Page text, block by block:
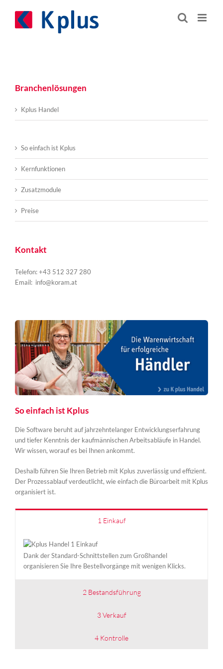
springen
Branchenlösungen
Kplus Handel
So einfach ist Kplus
Kernfunktionen
Zusatzmodule
Preise
Kontakt
Telefon: +43 512 327 280
Email: info@koram.at
So einfach ist Kplus
Die Software beruht auf jahrzehntelanger Entwicklungserfahrung
und tiefer Kenntnis der kaufmännischen Arbeitsabläufe in Handel.
Wir wissen, worauf es bei Ihnen ankommt.
Deshalb führen Sie Ihren Betrieb mit Kplus zuverlässig und effizient.
Der Prozessablauf verdeutlicht, wie einfach die Büroarbeit mit Kplus
organisiert ist.
1 Einkauf
Dank der Standard-Schnittstellen zum Großhandel
organisieren Sie Ihre Bestellvorgänge mit wenigen Klicks.
2 Bestandsführung
3 Verkauf
4 Kontrolle